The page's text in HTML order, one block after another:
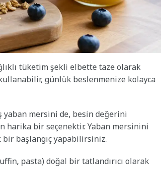
tüketim şekli elbette taze olarak
günlük beslenmenize kolayca
yaban mersini de, besin değerini
harika bir seçenektir. Yaban mersinini
başlangıç yapabilirsiniz.
pasta) doğal bir tatlandırıcı olarak